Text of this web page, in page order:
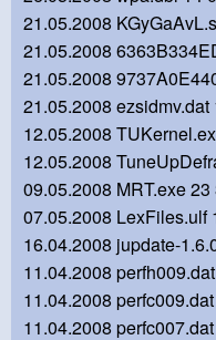
21.05.2008
21.05.2008
21.05.2008
21.05.2008 ezsidmv.dat
12.05.2008
12.05.2008
09.05.2008 MRT.exe
07.05.2008 LexFiles.ulf
16.04.2008 jupdate-
11.04.2008
11.04.2008
11.04.2008